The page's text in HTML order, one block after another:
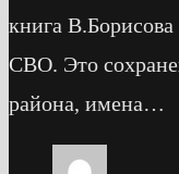
книга
СВО. Это
района, имена…